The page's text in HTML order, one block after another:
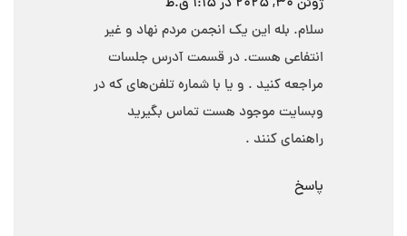
سلام. بله این یک انجمن مردم نهاد و غیر
انتفاعی هست. در قسمت آدرس جلسات
مراجعه کنید . و یا با شماره تلفن‌های که در
وبسایت موجود هست تماس بگیرید
راهنمای کنند .
پاسخ